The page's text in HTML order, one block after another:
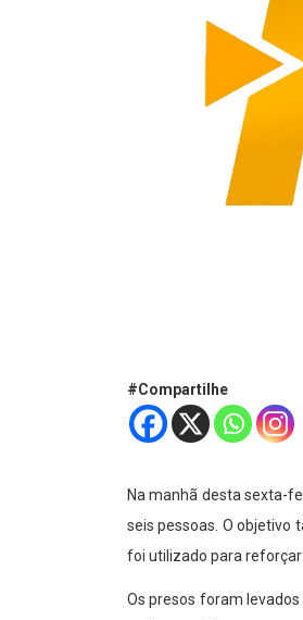
#Compartilhe
Na manhã desta sexta-
seis pessoas. O objetivo
foi utilizado para reforçar
Os presos foram